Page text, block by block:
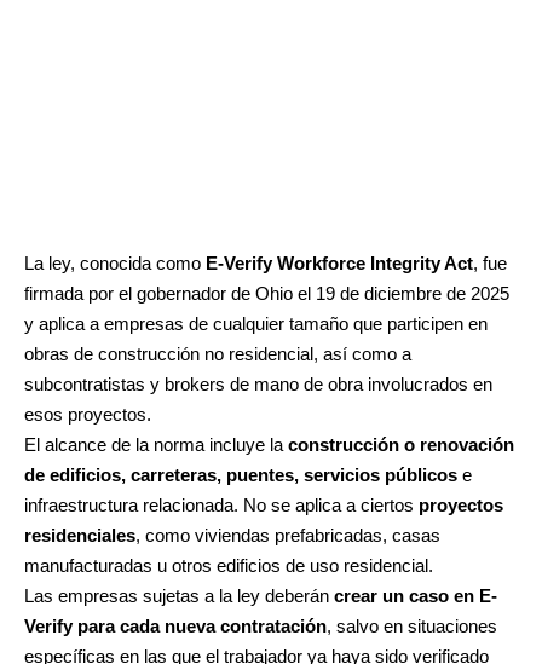
La ley, conocida como E-Verify Workforce Integrity Act, fue
firmada por el gobernador de Ohio el 19 de diciembre de 2025
y aplica a empresas de cualquier tamaño que participen en
obras de construcción no residencial, así como a
subcontratistas y brokers de mano de obra involucrados en
esos proyectos.
El alcance de la norma incluye la construcción o renovación
de edificios, carreteras, puentes, servicios públicos e
infraestructura relacionada. No se aplica a ciertos proyectos
residenciales, como viviendas prefabricadas, casas
manufacturadas u otros edificios de uso residencial.
Las empresas sujetas a la ley deberán crear un caso en E-
Verify para cada nueva contratación, salvo en situaciones
específicas en las que el trabajador ya haya sido verificado